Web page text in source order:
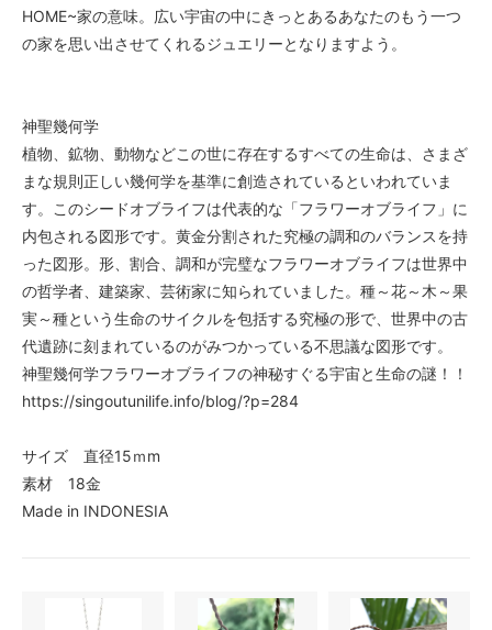
HOME~家の意味。広い宇宙の中にきっとあるあなたのもう一つ
の家を思い出させてくれるジュエリーとなりますよう。
神聖幾何学
植物、鉱物、動物などこの世に存在するすべての生命は、さまざ
まな規則正しい幾何学を基準に創造されているといわれていま
す。このシードオブライフは代表的な「フラワーオブライフ」に
内包される図形です。黄金分割された究極の調和のバランスを持
った図形。形、割合、調和が完璧なフラワーオブライフは世界中
の哲学者、建築家、芸術家に知られていました。種～花～木～果
実～種という生命のサイクルを包括する究極の形で、世界中の古
代遺跡に刻まれているのがみつかっている不思議な図形です。
神聖幾何学フラワーオブライフの神秘すぐる宇宙と生命の謎！！
https://singoutunilife.info/blog/?p=284
サイズ 直径15ｍm
素材 18金
Made in INDONESIA